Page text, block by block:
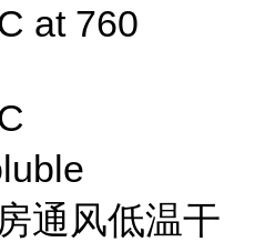
at 760
通风低温干